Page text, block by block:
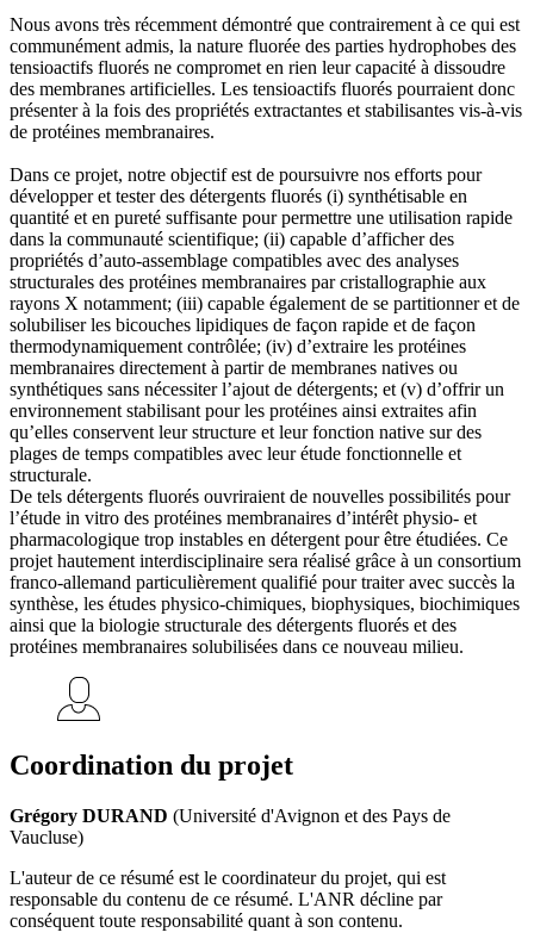
Nous avons très récemment démontré que contrairement à ce qui est
communément admis, la nature fluorée des parties hydrophobes des
tensioactifs fluorés ne compromet en rien leur capacité à dissoudre
des membranes artificielles. Les tensioactifs fluorés pourraient donc
présenter à la fois des propriétés extractantes et stabilisantes vis-à-vis
de protéines membranaires.
Dans ce projet, notre objectif est de poursuivre nos efforts pour
développer et tester des détergents fluorés (i) synthétisable en
quantité et en pureté suffisante pour permettre une utilisation rapide
dans la communauté scientifique; (ii) capable d’afficher des
propriétés d’auto-assemblage compatibles avec des analyses
structurales des protéines membranaires par cristallographie aux
rayons X notamment; (iii) capable également de se partitionner et de
solubiliser les bicouches lipidiques de façon rapide et de façon
thermodynamiquement contrôlée; (iv) d’extraire les protéines
membranaires directement à partir de membranes natives ou
synthétiques sans nécessiter l’ajout de détergents; et (v) d’offrir un
environnement stabilisant pour les protéines ainsi extraites afin
qu’elles conservent leur structure et leur fonction native sur des
plages de temps compatibles avec leur étude fonctionnelle et
structurale.
De tels détergents fluorés ouvriraient de nouvelles possibilités pour
l’étude in vitro des protéines membranaires d’intérêt physio- et
pharmacologique trop instables en détergent pour être étudiées. Ce
projet hautement interdisciplinaire sera réalisé grâce à un consortium
franco-allemand particulièrement qualifié pour traiter avec succès la
synthèse, les études physico-chimiques, biophysiques, biochimiques
ainsi que la biologie structurale des détergents fluorés et des
protéines membranaires solubilisées dans ce nouveau milieu.
Coordination du projet
Grégory DURAND (Université d'Avignon et des Pays de
Vaucluse)
L'auteur de ce résumé est le coordinateur du projet, qui est
responsable du contenu de ce résumé. L'ANR décline par
conséquent toute responsabilité quant à son contenu.